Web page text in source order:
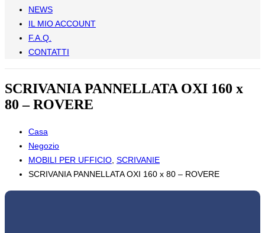
NEWS
IL MIO ACCOUNT
F.A.Q.
CONTATTI
SCRIVANIA PANNELLATA OXI 160 x
80 – ROVERE
Casa
Negozio
MOBILI PER UFFICIO SCRIVANIE
SCRIVANIA PANNELLATA OXI 160 x 80 – ROVERE